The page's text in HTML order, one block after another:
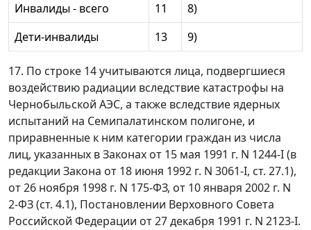
Инвалиды - всего 11
8)
Дети-инвалиды
13 9)
17. По строке 14 учитываются лица, подвергшиеся
воздействию радиации вследствие катастрофы на
Чернобыльской АЭС, а также вследствие ядерных
испытаний на Семипалатинском полигоне, и
приравненные к ним категории граждан из числа
лиц, указанных в Законах от 15 мая 1991 г. N 1244-I (в
редакции Закона от 18 июня 1992 г. N 3061-I, ст. 27.1),
от 26 ноября 1998 г. N 175-ФЗ, от 10 января 2002 г. N
2-ФЗ (ст. 4.1), Постановлении Верховного Совета
Российской Федерации от 27 декабря 1991 г. N 2123-I.